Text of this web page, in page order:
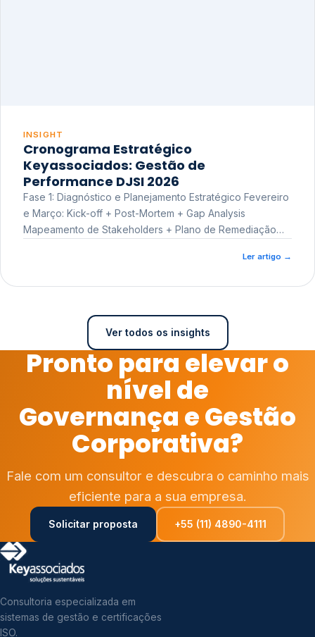
INSIGHT
Cronograma Estratégico
Keyassociados: Gestão de
Performance DJSI 2026
Fase 1: Diagnóstico e Planejamento Estratégico Fevereiro
e Março: Kick-off + Post-Mortem + Gap Analysis
Mapeamento de Stakeholders + Plano de Remediação
Ler artigo →
Ver todos os insights
Pronto para elevar o
nível de
Governança e Gestão
Corporativa?
Fale com um consultor e descubra o caminho mais
eficiente para a sua empresa.
Solicitar proposta +55 (11) 4890-4111
Consultoria especializada em
sistemas de gestão e certificações
ISO.